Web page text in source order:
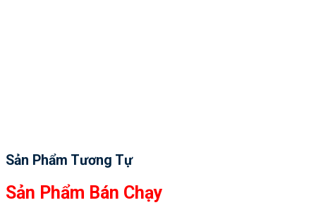
Sản Phẩm Tương Tự
Sản Phẩm Bán Chạy